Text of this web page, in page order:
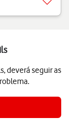
deverá seguir as